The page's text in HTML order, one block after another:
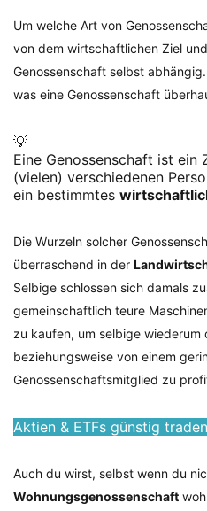
Um welche Art von
von dem wirtschaftlichen Ziel
Genossenschaft selbst
was eine Genossenschaft
💡
Eine Genossenschaft ist ein
(vielen) verschiedenen
ein bestimmtes
Die Wurzeln solcher
überraschend in der
Selbige schlossen sich damals
gemeinschaftlich teure
zu kaufen, um selbige wiederum
beziehungsweise von einem
Genossenschaftsmitglied zu
Aktien & ETFs günstig
Auch du wirst, selbst wenn du
Wohnungsgenossenschaft